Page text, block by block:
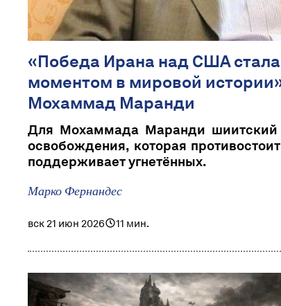
«Победа Ирана над США
моментом в мировой
Мохаммад Маранди
Для Мохаммада Маранди шиитский
освобождения, которая
поддерживает угнетённых.
Марко Фернандес
вск 21 июн 2026 11 мин.